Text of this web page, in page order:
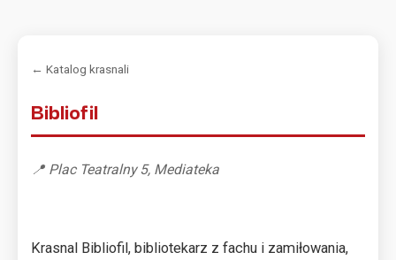
← Katalog krasnali
Bibliofil
📍 Plac Teatralny 5, Mediateka
Krasnal Bibliofil, bibliotekarz z fachu i zamiłowania,